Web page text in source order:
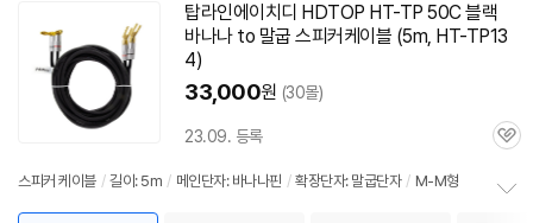
탑라인에이치디 HDTOP HT-TP 50C블랙
바나나 to 말굽 스피커케이블 (5m, HT-TP13
4)
33,000원 (30몰)
23.09. 등록
관
스피커 케이블 / 길이: 5m / 메인단자: 바나나핀 / 확장단자: 말굽단자 / M-M형